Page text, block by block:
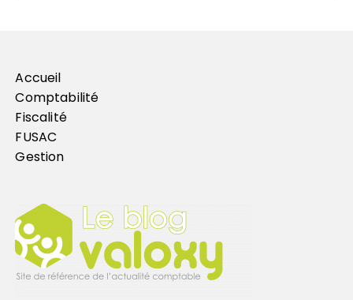
Accueil
Comptabilité
Fiscalité
FUSAC
Gestion